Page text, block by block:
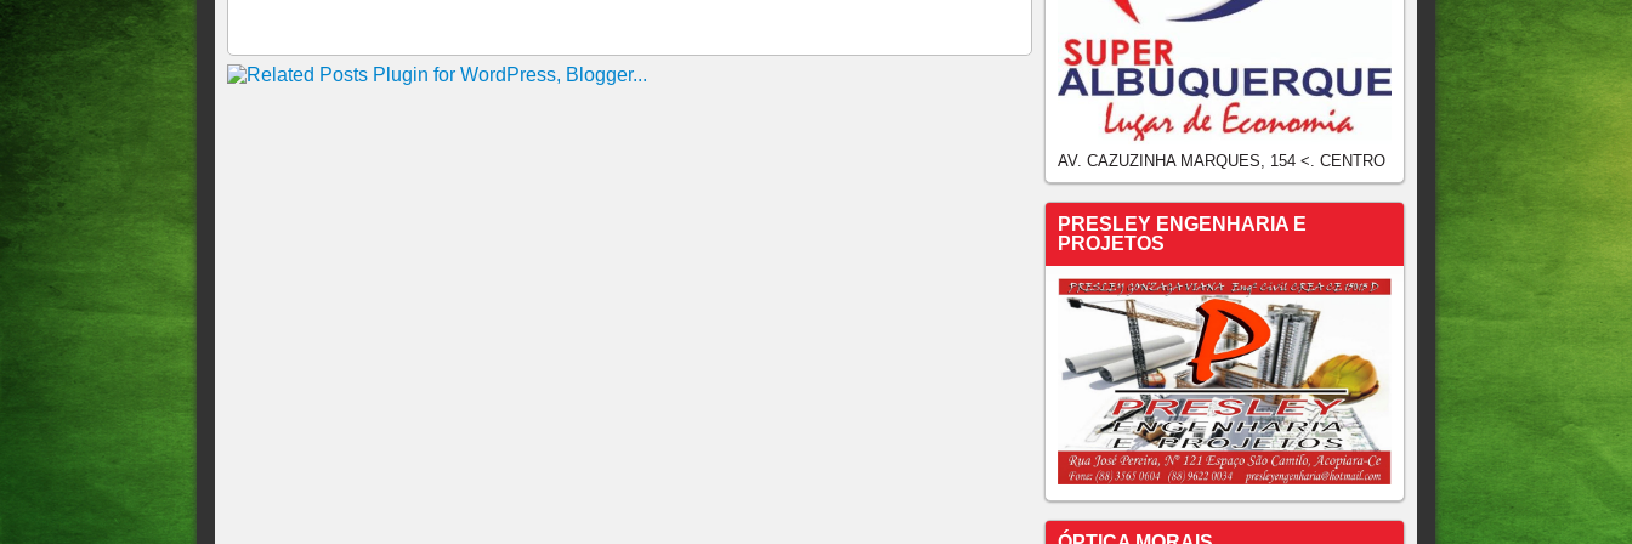
MPF nega recurso da 1ª dama de Uruburetama e confirma sua condenação
AV. CAZUZINHA MARQUES, 154 <. CENTRO
PRESLEY ENGENHARIA E
PROJETOS